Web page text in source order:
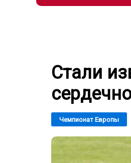
Стали
Чемпионат Европы